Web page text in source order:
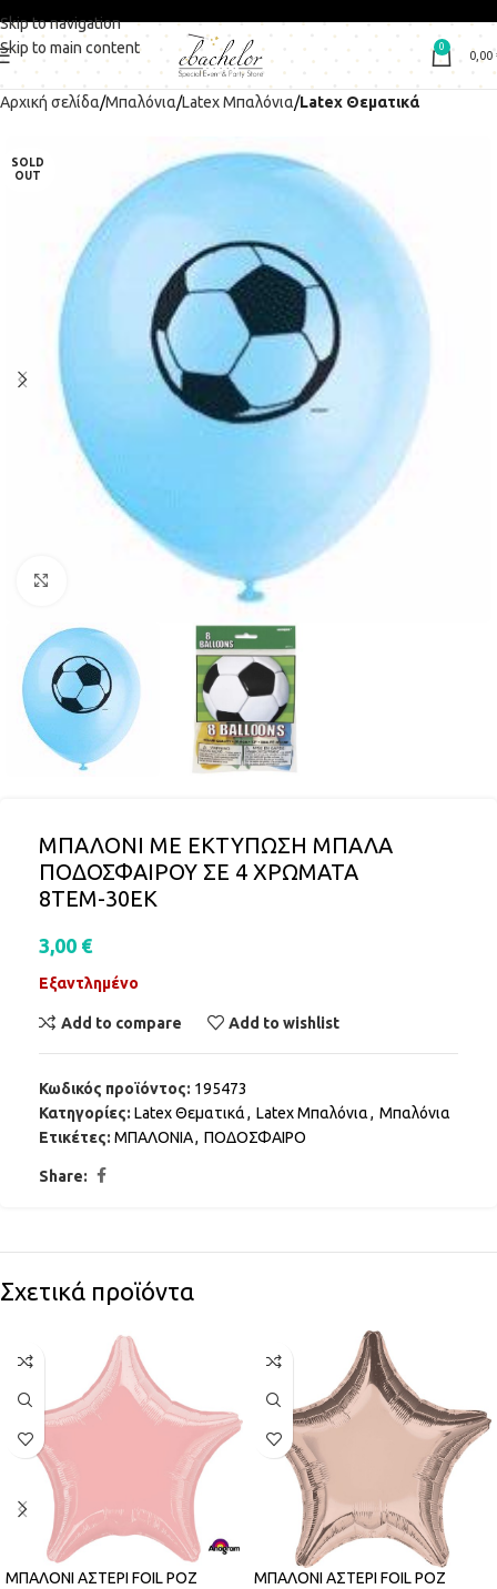
Skip to navigation
Skip to main content
0
0,00
Αρχική σελίδα Μπαλόνια Latex Μπαλόνια Latex Θεματικά
SOLD
OUT
ΜΠΑΛΟΝΙ ΜΕ ΕΚΤΥΠΩΣΗ ΜΠΑΛΑ
ΠOΔΟΣΦΑΙΡΟΥ ΣΕ 4 ΧΡΩΜΑΤΑ
8ΤΕΜ-30ΕΚ
3,00 €
Εξαντλημένο
Add to compare Add to wishlist
Κωδικός προϊόντος: 195473
Κατηγορίες: Latex Θεματικά, Latex Μπαλόνια, Μπαλόνια
Ετικέτες: ΜΠΑΛΟΝΙΑ, ΠΟΔΟΣΦΑΙΡΟ
Share:
Σχετικά προϊόντα
ΜΠΑΛΟΝΙ ΑΣΤΕΡΙ FOIL ΡΟΖ
ΜΠΑΛΟΝΙ ΑΣΤΕΡΙ FOIL ΡΟΖ